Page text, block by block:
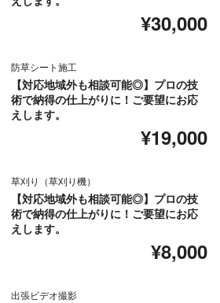
¥30,000
防草シート施工
【対応地域外も相談可能◎】プロの技
術で納得の仕上がりに！ご要望にお応
えします。
¥19,000
草刈り（草刈り機）
【対応地域外も相談可能◎】プロの技
術で納得の仕上がりに！ご要望にお応
えします。
¥8,000
出張ビデオ撮影